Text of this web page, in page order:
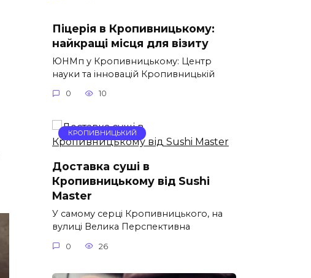
Піцерія в Кропивницькому:
найкращі місця для візиту
ЮНМп у Кропивницькому: Центр
науки та інновацій Кропивницькій
0 10
КРОПИВНИЦЬКИЙ
Доставка суші в
Кропивницькому від Sushi
Master
У самому серці Кропивницького, на
вулиці Велика Перспективна
0 26